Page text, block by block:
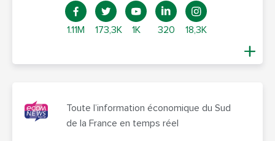
1.11M 173,3K 1K 320 18,3K
Toute l’information économique du Sud
de la France en temps réel